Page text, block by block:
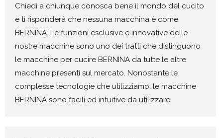
Chiedi a chiunque conosca bene il mondo del cucito
e ti risponderà che nessuna macchina è come
BERNINA. Le funzioni esclusive e innovative delle
nostre macchine sono uno dei tratti che distinguono
le macchine per cucire BERNINA da tutte le altre
macchine presenti sul mercato. Nonostante le
complesse tecnologie che utilizziamo, le macchine
BERNINA sono facili ed intuitive da utilizzare.